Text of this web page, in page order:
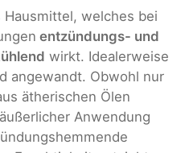
welches bei
entzündungs- und
wirkt. Idealerweise
angewandt. Obwohl nur
ätherischen Ölen
Anwendung